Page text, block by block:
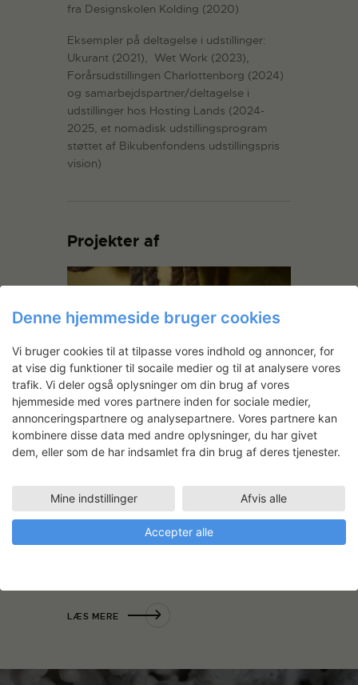
fra Designskolen Kolding (2020)
Eksempler på deltagelse i udstillinger:
Ukurant (2021), Wet Work (2023),
Forårsudstillingen Charlottenborg (2024)
og samarbejdspartner/deltagelse i
udstillinger hos Hosting Lands (2024-
2025, et nomadisk udstillingsprogram
støttet af Bikubenfondens udstillingspris
vision)
Projekter af
Marianne Noer: Fårene fra
Præstbjerg
På Statens Værksteders metalværksted
Noer, arbejdet med materialerne til
formgivningen af årets
kunsthåndværkerpris anno 2024. Hun
beskriver det selv som et flydende
LÆS MERE
Denne hjemmeside bruger cookies
Vi bruger cookies til at tilpasse vores indhold og annoncer, for
at vise dig funktioner til socaile medier og til at analysere vores
trafik. Vi deler også oplysninger om din brug af vores
hjemmeside med vores partnere inden for sociale medier,
annonceringspartnere og analysepartnere. Vores partnere kan
kombinere disse data med andre oplysninger, du har givet
dem, eller som de har indsamlet fra din brug af deres tjenester.
Mine indstillinger Afvis alle
Accepter alle